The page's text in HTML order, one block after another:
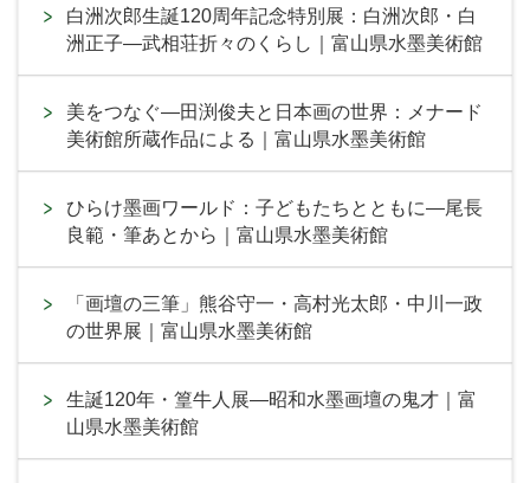
白洲次郎生誕120周年記念特別展：白洲次郎・白
洲正子―武相荘折々のくらし｜富山県水墨美術館
美をつなぐ―田渕俊夫と日本画の世界：メナード
美術館所蔵作品による｜富山県水墨美術館
ひらけ墨画ワールド：子どもたちとともに―尾長
良範・筆あとから｜富山県水墨美術館
「画壇の三筆」熊谷守一・高村光太郎・中川一政
の世界展｜富山県水墨美術館
生誕120年・篁牛人展―昭和水墨画壇の鬼才｜富
山県水墨美術館